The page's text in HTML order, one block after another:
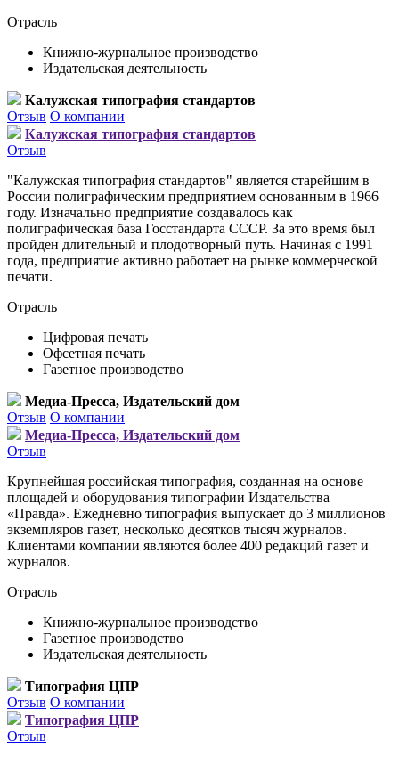
Отрасль
Книжно-журнальное производство
Издательская деятельность
Калужская типография стандартов
Отзыв О компании
Калужская типография стандартов
Отзыв
"Калужская типография стандартов" является старейшим в
России полиграфическим предприятием основанным в 1966
году. Изначально предприятие создавалось как
полиграфическая база Госстандарта СССР. За это время был
пройден длительный и плодотворный путь. Начиная с 1991
года, предприятие активно работает на рынке коммерческой
печати.
Отрасль
Цифровая печать
Офсетная печать
Газетное производство
Медиа-Пресса, Издательский дом
Отзыв О компании
Медиа-Пресса, Издательский дом
Отзыв
Крупнейшая российская типография, созданная на основе
площадей и оборудования типографии Издательства
«Правда». Ежедневно типография выпускает до 3 миллионов
экземпляров газет, несколько десятков тысяч журналов.
Клиентами компании являются более 400 редакций газет и
журналов.
Отрасль
Книжно-журнальное производство
Газетное производство
Издательская деятельность
Типография ЦПР
Отзыв О компании
Типография ЦПР
Отзыв